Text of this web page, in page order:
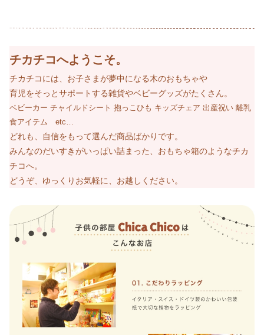
チカチコへようこそ。
チカチコには、お子さまが夢中になる木のおもちゃや
育児をそっとサポートする雑貨やベビーグッズがたくさん。
ベビーカー チャイルドシート 抱っこひも キッズチェア 出産祝い 離乳
食アイテム etc…
どれも、自信をもって選んだ商品ばかりです。
みんなのだいすきがいっぱい詰まった、おもちゃ箱のようなチカ
チコへ。
どうぞ、ゆっくりお気軽に、お越しください。